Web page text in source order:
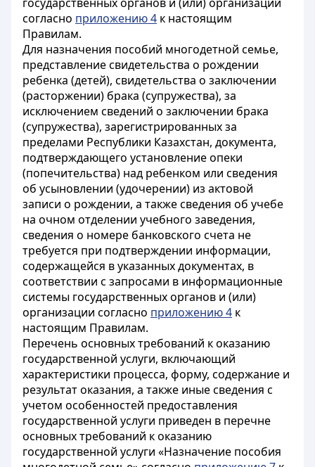
согласно приложению 4 к настоящим
Правилам.
Для назначения пособий многодетной семье,
представление свидетельства о рождении
ребенка (детей), свидетельства о заключении
(расторжении) брака (супружества), за
исключением сведений о заключении брака
(супружества), зарегистрированных за
пределами Республики Казахстан, документа,
подтверждающего установление опеки
(попечительства) над ребенком или сведения
об усыновлении (удочерении) из актовой
записи о рождении, а также сведения об учебе
на очном отделении учебного заведения,
сведения о номере банковского счета не
требуется при подтверждении информации,
содержащейся в указанных документах, в
соответствии с запросами в информационные
системы государственных органов и (или)
организации согласно приложению 4 к
настоящим Правилам.
Перечень основных требований к оказанию
государственной услуги, включающий
характеристики процесса, форму, содержание и
результат оказания, а также иные сведения с
учетом особенностей предоставления
государственной услуги приведен в перечне
основных требований к оказанию
государственной услуги «Назначение пособия